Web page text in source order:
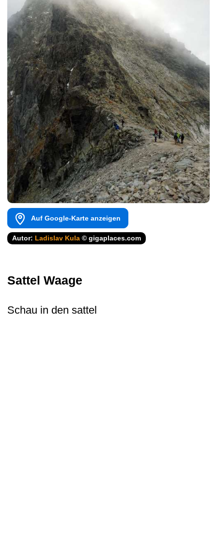
Auf Google-Karte anzeigen
Autor: Ladislav Kula © gigaplaces.com
Sattel Waage
Schau in den sattel